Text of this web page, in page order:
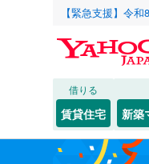
【緊急支援】令
借りる
賃貸住宅 新築
北海道
東北
札幌市
JR
こだわり